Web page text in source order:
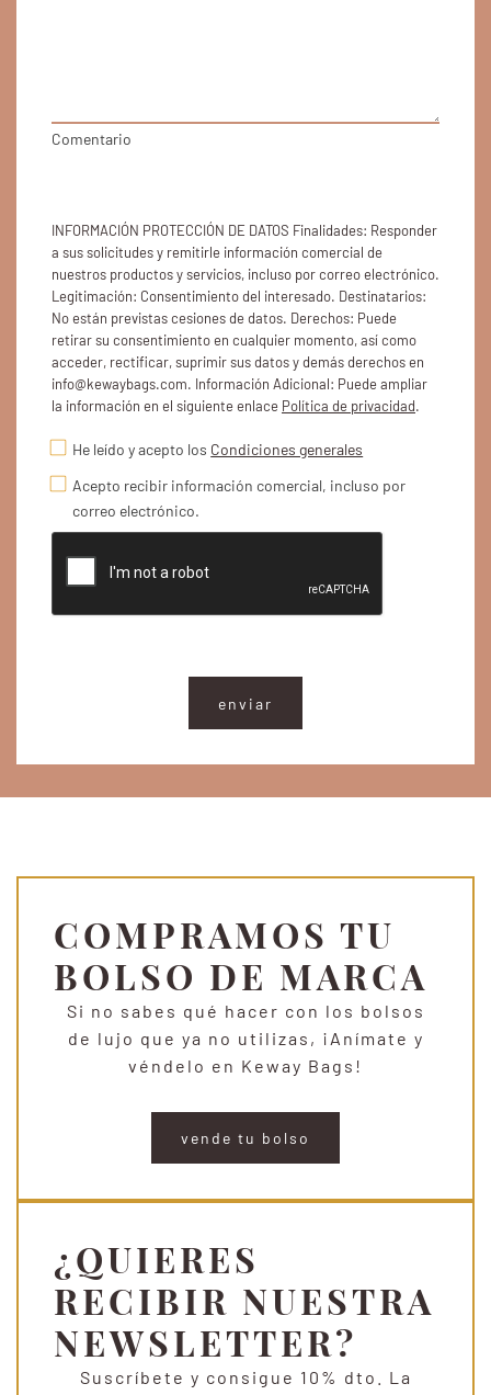
Comentario
INFORMACIÓN PROTECCIÓN DE DATOS Finalidades: Responder
a sus solicitudes y remitirle información comercial de
nuestros productos y servicios, incluso por correo electrónico.
Legitimación: Consentimiento del interesado. Destinatarios:
No están previstas cesiones de datos. Derechos: Puede
retirar su consentimiento en cualquier momento, así como
acceder, rectificar, suprimir sus datos y demás derechos en
info@kewaybags.com. Información Adicional: Puede ampliar
la información en el siguiente enlace Política de privacidad.
He leído y acepto los Condiciones generales
Acepto recibir información comercial, incluso por
correo electrónico.
COMPRAMOS TU
BOLSO DE MARCA
Si no sabes qué hacer con los bolsos
de lujo que ya no utilizas, ¡Anímate y
véndelo en Keway Bags!
vende tu bolso
¿QUIERES
RECIBIR NUESTRA
NEWSLETTER?
Suscríbete y consigue 10% dto. La